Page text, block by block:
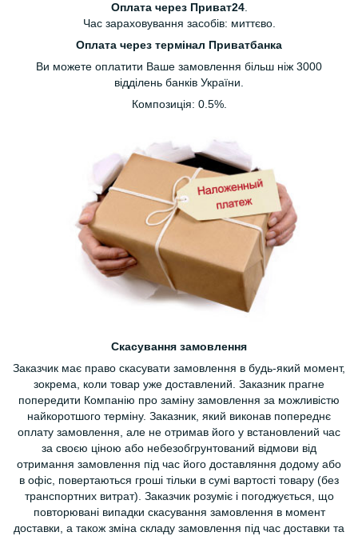
Оплата через Приват24.
Час зараховування засобів: миттєво.
Оплата через термінал Приватбанка
Ви можете оплатити Ваше замовлення більш ніж 3000
відділень банків України.
Композиція: 0.5%.
Скасування замовлення
Заказчик має право скасувати замовлення в будь-який момент,
зокрема, коли товар уже доставлений. Заказник прагне
попередити Компанію про заміну замовлення за можливістю
найкоротшого терміну. Заказник, який виконав попереднє
оплату замовлення, але не отримав його у встановлений час
за своєю ціною або небезобгрунтований відмови від
отримання замовлення під час його доставляння додому або
в офіс, повертаються гроші тільки в сумі вартості товару (без
транспортних витрат). Заказчик розуміє і погоджується, що
повторювані випадки скасування замовлення в момент
доставки, а також зміна складу замовлення під час доставки та